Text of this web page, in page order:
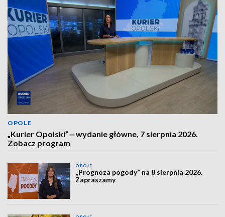
OPOLE
„Kurier Opolski” – wydanie główne, 7 sierpnia 2026.
Zobacz program
OPOLE
„Prognoza pogody” na 8 sierpnia 2026.
Zapraszamy